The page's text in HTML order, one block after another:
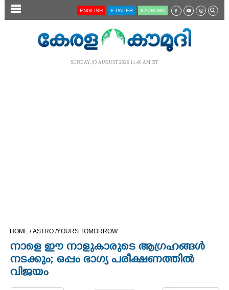
SECTIONS
OPINION
ENGLISH E-PAPER KĀZHCHA
SUNDAY, 09 AUGUST 2026 11.46 AM IST
HOME /ASTRO /YOURS TOMORROW
നാളെ ഈ നാളുകാരുടെ ആഗ്രഹങ്ങൾ
നടക്കും; ഒപ്പം ഭാഗ്യ പരീക്ഷണത്തില്‍
വിജയം